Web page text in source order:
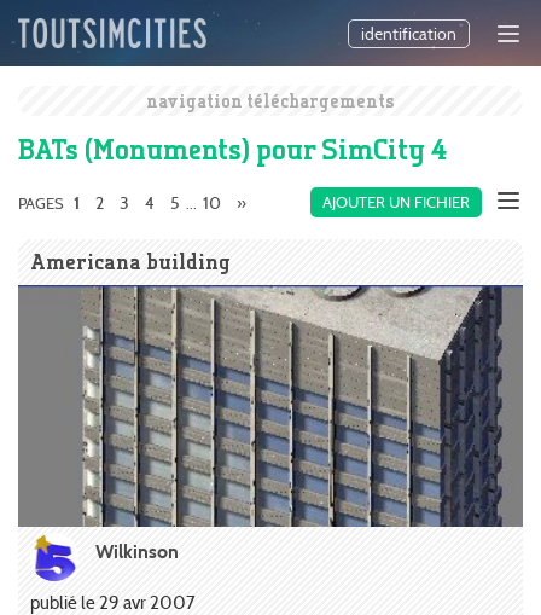
identification
navigation téléchargements
BATs (Monuments) pour SimCity 4
AJOUTER UN FICHIER
PAGES 1 2 3 4 5 ... 10 »
Americana building
Wilkinson
publié le 29 avr 2007